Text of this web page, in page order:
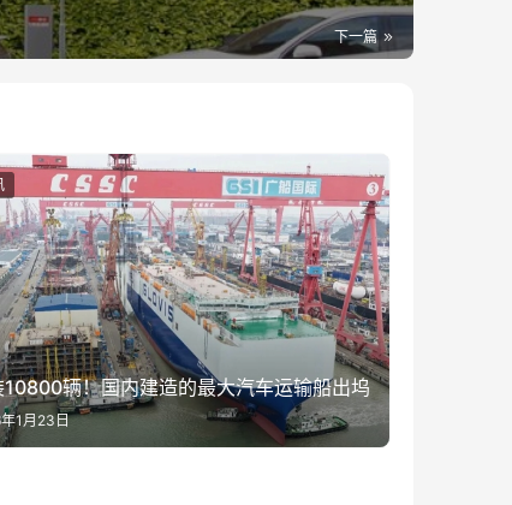
下一篇
10800辆！国内建造的最大汽车运输船出坞
1月23日